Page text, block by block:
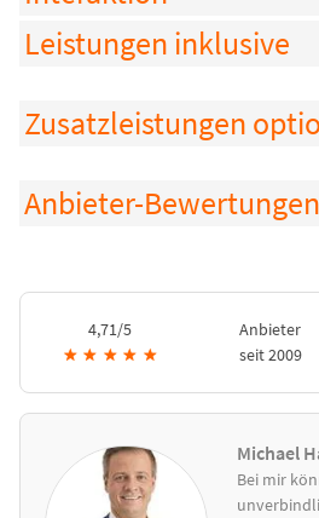
Leistungen inklusive
Zusatzleistungen
Anbieter-Bewertungen
4,71/5
★ ★ ★ ★ ★
Anbieter
seit 2009
Michael
Bei mir